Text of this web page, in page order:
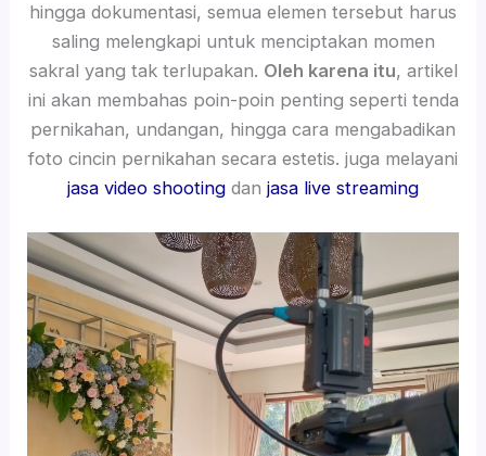
hingga dokumentasi, semua elemen tersebut harus
saling melengkapi untuk menciptakan momen
sakral yang tak terlupakan. Oleh karena itu, artikel
ini akan membahas poin-poin penting seperti tenda
pernikahan, undangan, hingga cara mengabadikan
foto cincin pernikahan secara estetis. juga melayani
jasa video shooting dan jasa live streaming